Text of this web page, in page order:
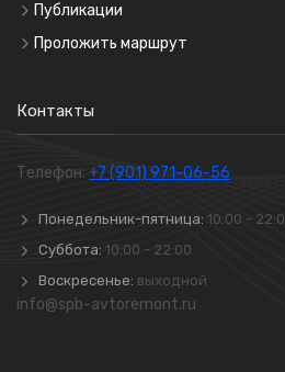
Публикации
Проложить маршрут
Контакты
Телефон: +7 (901) 971-06-56
Понедельник-пятница: 10:00 -
Суббота: 10:00 - 22:00
Воскресенье: выходной
info@spb-avtoremont.ru